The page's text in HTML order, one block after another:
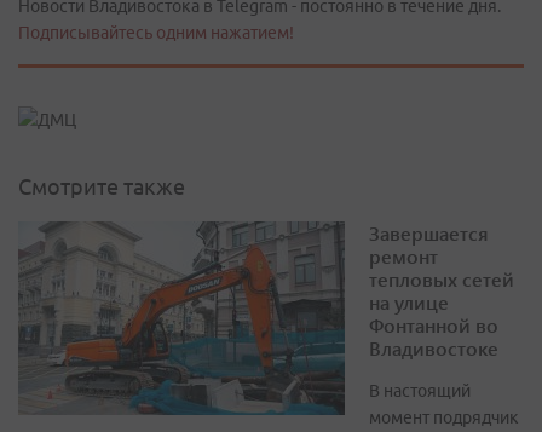
Новости Владивостока в Telegram - постоянно в течение дня.
Подписывайтесь одним нажатием!
Смотрите также
Завершается
ремонт
тепловых сетей
на улице
Фонтанной во
Владивостоке
В настоящий
момент подрядчик